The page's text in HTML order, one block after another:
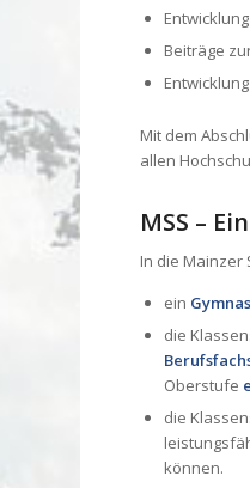
Beiträge
Mit dem
allen
MSS –
In die
ein
die
Oberstufe
die
können.